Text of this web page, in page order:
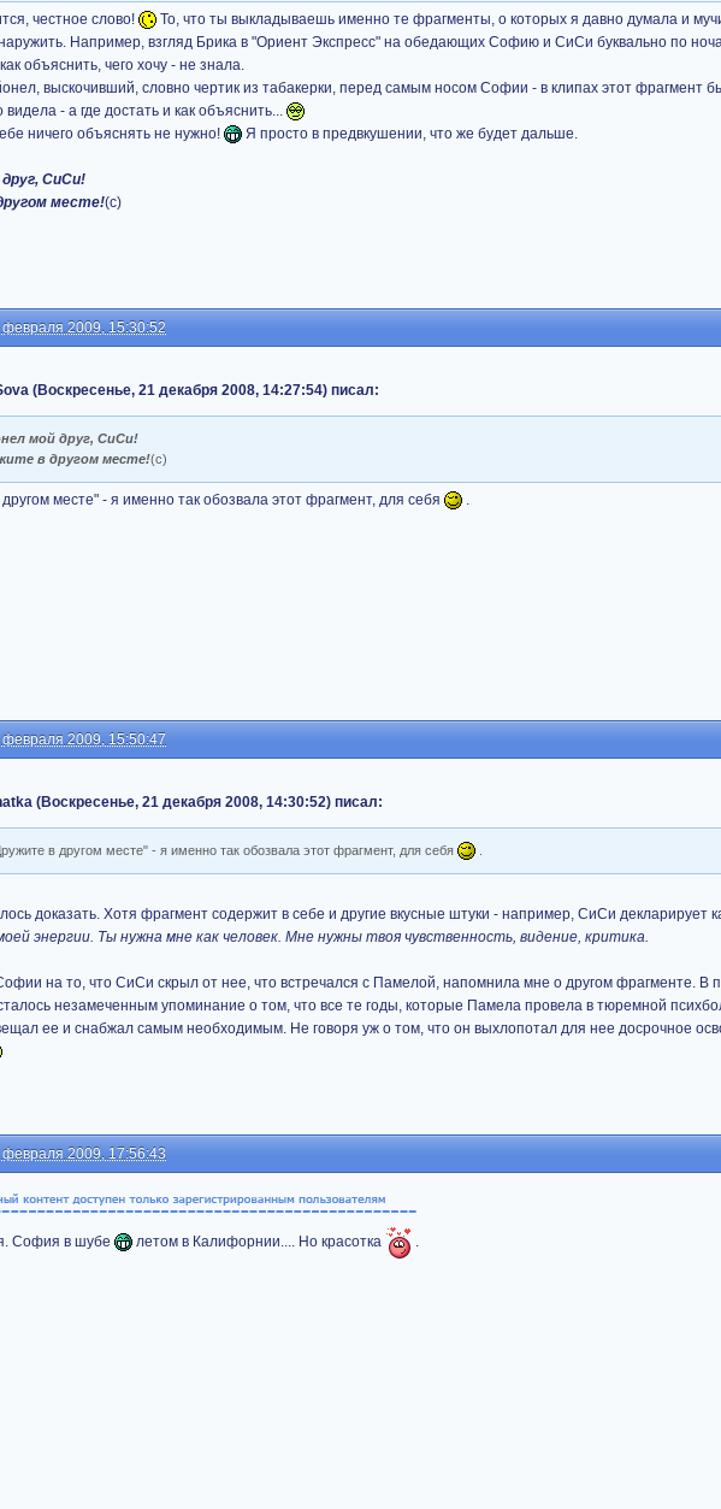
честное слово!
То, что ты выкладываешь именно те фрагменты, о которых я давно думала и
Например, взгляд Брика в "Ориент Экспресс" на обедающих Софию и СиСи буквально по
объяснить, чего хочу - не знала.
выскочивший, словно чертик из табакерки, перед самым носом Софии - в клипах этот фрагмент
- а где достать и как объяснить...
ничего объяснять не нужно!
Я просто в предвкушении, что же будет дальше.
СиСи!
месте!(с)
2009, 15:30:52
(Воскресенье, 21 декабря 2008, 14:27:54) писал:
мой друг, СиСи!
в другом месте!(с)
месте" - я именно так обозвала этот фрагмент, для себя
2009, 15:50:47
(Воскресенье, 21 декабря 2008, 14:30:52) писал:
в другом месте" - я именно так обозвала этот фрагмент, для себя
доказать. Хотя фрагмент содержит в себе и другие вкусные штуки - например, СиСи декларирует
энергии. Ты нужна мне как человек. Мне нужны твоя чувственность, видение, критика.
на то, что СиСи скрыл от нее, что встречался с Памелой, напомнила мне о другом фрагменте. В
незамеченным упоминание о том, что все те годы, которые Памела провела в тюремной
ее и снабжал самым необходимым. Не говоря уж о том, что он выхлопотал для нее досрочное
2009, 17:56:43
София в шубе летом в Калифорнии.... Но красотка